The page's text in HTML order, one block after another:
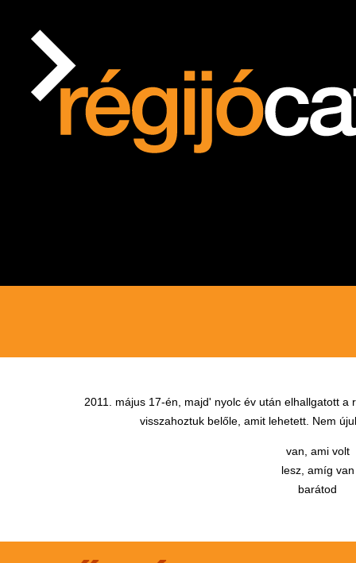
2011. május 17-én, majd' nyolc év után elhallgatott
visszahoztuk belőle, amit lehetett. Nem
van, ami volt
lesz, amíg van
barátod